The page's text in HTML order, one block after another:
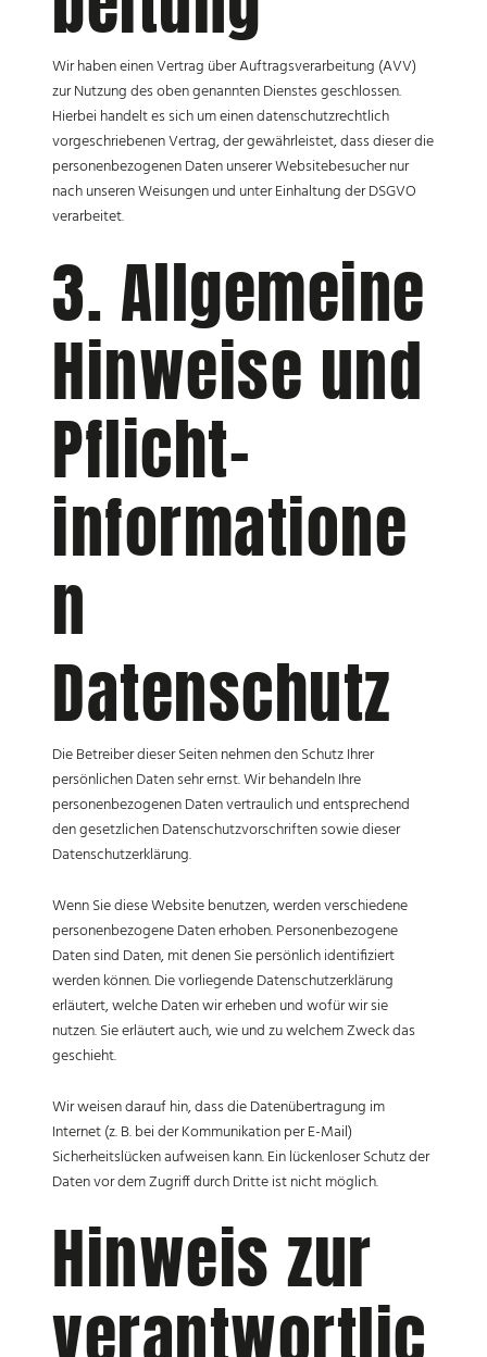
Wir haben einen Vertrag über Auftragsverarbeitung (AVV)
zur Nutzung des oben genannten Dienstes geschlossen.
Hierbei handelt es sich um einen datenschutzrechtlich
vorgeschriebenen Vertrag, der gewährleistet, dass dieser die
personenbezogenen Daten unserer Websitebesucher nur
nach unseren Weisungen und unter Einhaltung der DSGVO
verarbeitet.
3. Allgemeine
Hinweise und
Pflicht­
informatione
n
Datenschutz
Die Betreiber dieser Seiten nehmen den Schutz Ihrer
persönlichen Daten sehr ernst. Wir behandeln Ihre
personenbezogenen Daten vertraulich und entsprechend
den gesetzlichen Datenschutzvorschriften sowie dieser
Datenschutzerklärung.
Wenn Sie diese Website benutzen, werden verschiedene
personenbezogene Daten erhoben. Personenbezogene
Daten sind Daten, mit denen Sie persönlich identifiziert
werden können. Die vorliegende Datenschutzerklärung
erläutert, welche Daten wir erheben und wofür wir sie
nutzen. Sie erläutert auch, wie und zu welchem Zweck das
geschieht.
Wir weisen darauf hin, dass die Datenübertragung im
Internet (z. B. bei der Kommunikation per E-Mail)
Sicherheitslücken aufweisen kann. Ein lückenloser Schutz der
Daten vor dem Zugriff durch Dritte ist nicht möglich.
Hinweis zur